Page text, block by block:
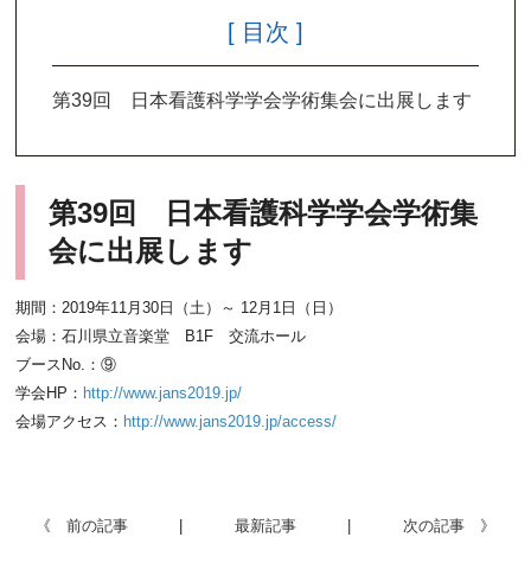
[ 目次 ]
第39回 日本看護科学学会学術集会に出展します
第39回 日本看護科学学会学術集
会に出展します
期間：2019年11月30日（土）～ 12月1日（日）
会場：石川県立音楽堂 B1F 交流ホール
ブースNo.：⑨
学会HP： http://www.jans2019.jp/
会場アクセス： http://www.jans2019.jp/access/
《 前の記事 最新記事 次の記事 》